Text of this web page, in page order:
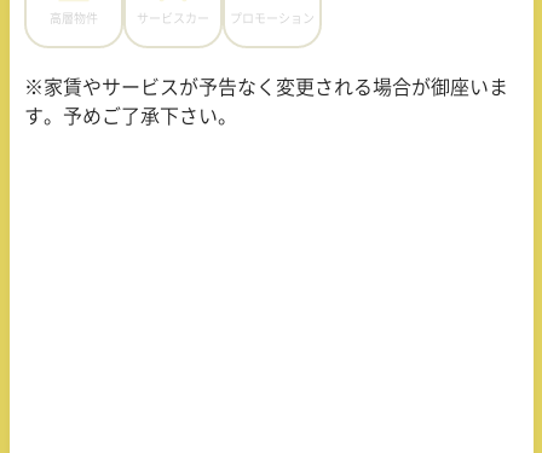
高層物件 サービスカー プロモーション
※家賃やサービスが予告なく変更される場合が御座いま
す。予めご了承下さい。